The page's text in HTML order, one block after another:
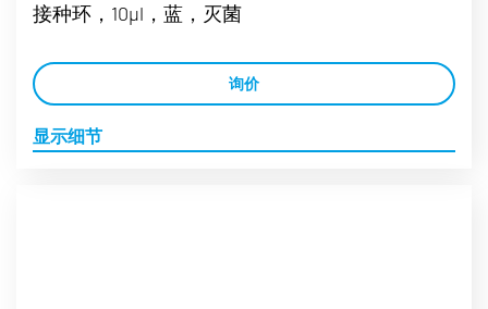
接种环，10µl，蓝，灭菌
询价
显示细节